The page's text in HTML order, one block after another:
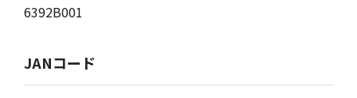
6392B001
JANコード